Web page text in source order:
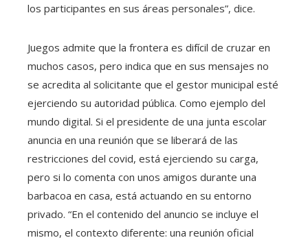
los participantes en sus áreas personales”, dice.
Juegos admite que la frontera es difícil de cruzar en
muchos casos, pero indica que en sus mensajes no
se acredita al solicitante que el gestor municipal esté
ejerciendo su autoridad pública. Como ejemplo del
mundo digital. Si el presidente de una junta escolar
anuncia en una reunión que se liberará de las
restricciones del covid, está ejerciendo su carga,
pero si lo comenta con unos amigos durante una
barbacoa en casa, está actuando en su entorno
privado. “En el contenido del anuncio se incluye el
mismo, el contexto diferente: una reunión oficial